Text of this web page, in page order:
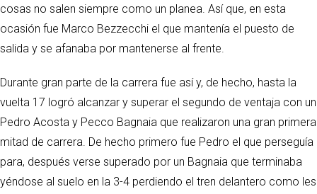
cosas no salen siempre como un planea. Así que, en esta
ocasión fue Marco Bezzecchi el que mantenía el puesto de
salida y se afanaba por mantenerse al frente.
Durante gran parte de la carrera fue así y, de hecho, hasta la
vuelta 17 logró alcanzar y superar el segundo de ventaja con un
Pedro Acosta y Pecco Bagnaia que realizaron una gran primera
mitad de carrera. De hecho primero fue Pedro el que perseguía
para, después verse superado por un Bagnaia que terminaba
yéndose al suelo en la 3-4 perdiendo el tren delantero como les